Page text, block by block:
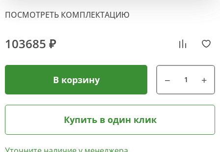
ПОСМОТРЕТЬ КОМПЛЕКТАЦИЮ
103685 ₽
В корзину
Купить в один клик